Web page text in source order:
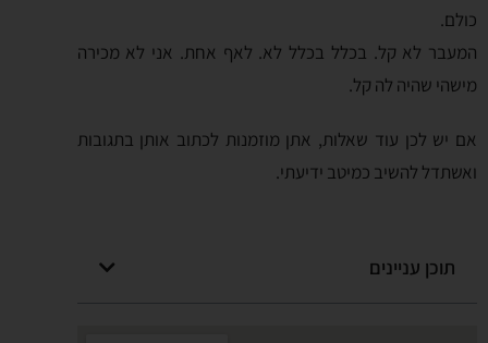
כולם.
המעבר לא קל. בכלל בכלל לא. לאף אחת. אני לא מכירה
מישהי שהיה לה קל.
אם יש לכן עוד שאלות, אתן מוזמנות לכתוב אותן בתגובות
ואשתדל להשיב כמיטב ידיעתי.
תוכן עניינים